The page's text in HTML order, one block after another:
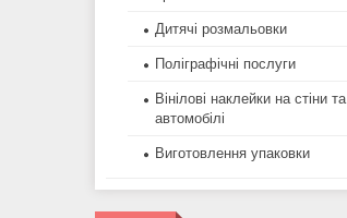
Дитячі розмальовки
Поліграфічні послуги
Вінілові наклейки на стіни та
автомобілі
Виготовлення упаковки